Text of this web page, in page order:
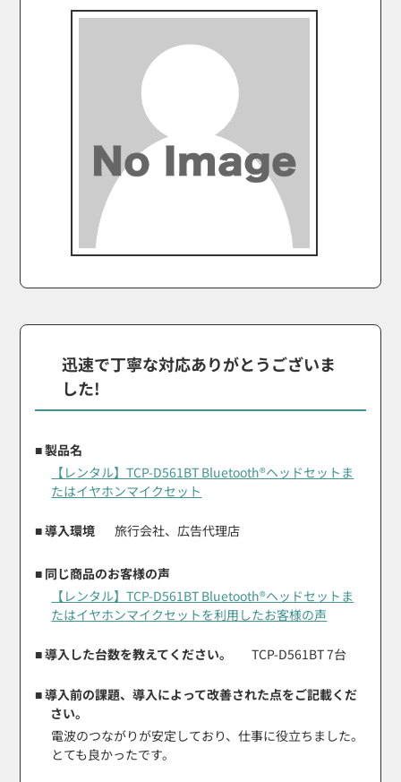
迅速で丁寧な対応ありがとうございま
した!
■ 製品名
【レンタル】TCP-D561BT Bluetooth®ヘッドセットま
たはイヤホンマイクセット
■ 導入環境 旅行会社、広告代理店
■ 同じ商品のお客様の声
【レンタル】TCP-D561BT Bluetooth®ヘッドセットま
たはイヤホンマイクセットを利用したお客様の声
■ 導入した台数を教えてください。 TCP-D561BT 7台
■ 導入前の課題、導入によって改善された点をご記載くだ
さい。
電波のつながりが安定しており、仕事に役立ちました。
とても良かったです。